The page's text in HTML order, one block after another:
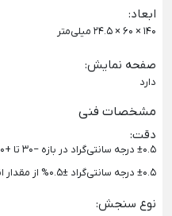
ابعاد:
140 × 60 × 24.5 میلی‌متر
صفحه نمایش:
دارد
مشخصات فنی
دقت:
±0.5 درجه سانتی‌گراد در بازه −30 تا +70 درجه سانتی‌گراد
±0.5 درجه سانتی‌گراد ±0.5% از مقدار اندازه‌گیری‌شده در سایر بازه‌ها
نوع سنجش: